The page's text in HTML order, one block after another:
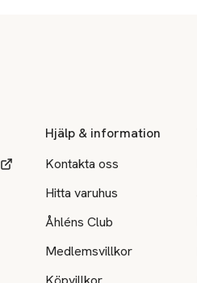
Hjälp & information
Kontakta oss
Hitta varuhus
Åhléns Club
Medlemsvillkor